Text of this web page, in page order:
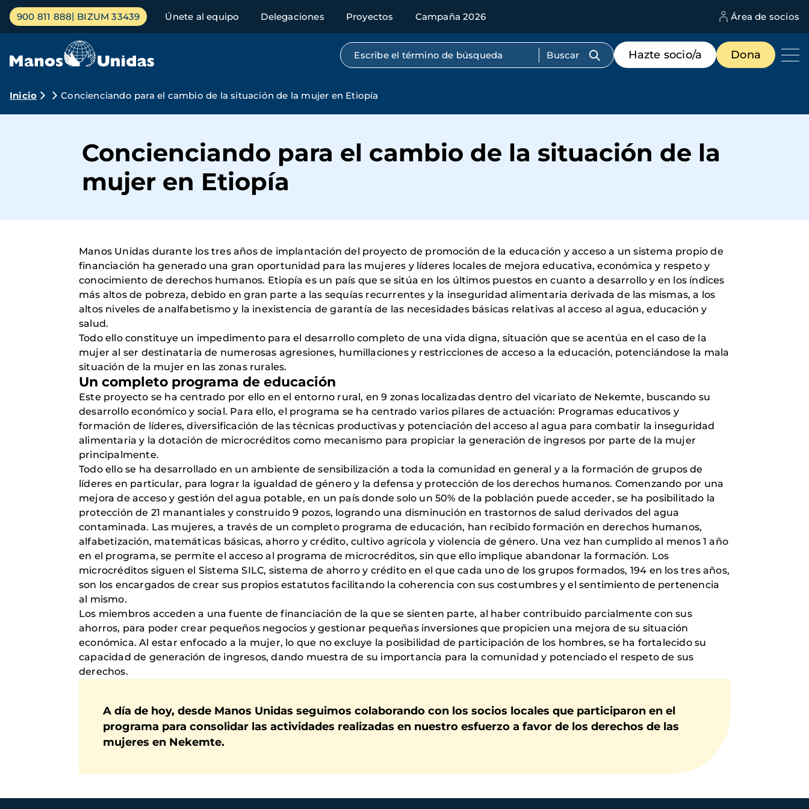
Pasar
contenido
Menú
principal
900 811 888 BIZUM 33439 Únete al equipo Delegaciones Proyectos Campaña 2026 Área de socios
Búsqueda por texto completo
Menú
de
destacados
Hazte socio/a Dona
Ruta
navegación
Inicio Concienciando para el cambio de la situación de la mujer en Etiopía
Concienciando para el cambio de la situación de la
mujer en Etiopía
Manos Unidas durante los tres años de implantación del proyecto de promoción de la educación y acceso a un sistema propio de
financiación ha generado una gran oportunidad para las mujeres y líderes locales de mejora educativa, económica y respeto y
conocimiento de derechos humanos. Etiopía es un país que se sitúa en los últimos puestos en cuanto a desarrollo y en los índices
más altos de pobreza, debido en gran parte a las sequías recurrentes y la inseguridad alimentaria derivada de las mismas, a los
altos niveles de analfabetismo y la inexistencia de garantía de las necesidades básicas relativas al acceso al agua, educación y
salud.
Todo ello constituye un impedimento para el desarrollo completo de una vida digna, situación que se acentúa en el caso de la
mujer al ser destinataria de numerosas agresiones, humillaciones y restricciones de acceso a la educación, potenciándose la mala
situación de la mujer en las zonas rurales.
Un completo programa de educación
Este proyecto se ha centrado por ello en el entorno rural, en 9 zonas localizadas dentro del vicariato de Nekemte, buscando su
desarrollo económico y social. Para ello, el programa se ha centrado varios pilares de actuación: Programas educativos y
formación de líderes, diversificación de las técnicas productivas y potenciación del acceso al agua para combatir la inseguridad
alimentaria y la dotación de microcréditos como mecanismo para propiciar la generación de ingresos por parte de la mujer
principalmente.
Todo ello se ha desarrollado en un ambiente de sensibilización a toda la comunidad en general y a la formación de grupos de
líderes en particular, para lograr la igualdad de género y la defensa y protección de los derechos humanos. Comenzando por una
mejora de acceso y gestión del agua potable, en un país donde solo un 50% de la población puede acceder, se ha posibilitado la
protección de 21 manantiales y construido 9 pozos, logrando una disminución en trastornos de salud derivados del agua
contaminada. Las mujeres, a través de un completo programa de educación, han recibido formación en derechos humanos,
alfabetización, matemáticas básicas, ahorro y crédito, cultivo agrícola y violencia de género. Una vez han cumplido al menos 1 año
en el programa, se permite el acceso al programa de microcréditos, sin que ello implique abandonar la formación. Los
microcréditos siguen el Sistema SILC, sistema de ahorro y crédito en el que cada uno de los grupos formados, 194 en los tres años,
son los encargados de crear sus propios estatutos facilitando la coherencia con sus costumbres y el sentimiento de pertenencia
al mismo.
Los miembros acceden a una fuente de financiación de la que se sienten parte, al haber contribuido parcialmente con sus
ahorros, para poder crear pequeños negocios y gestionar pequeñas inversiones que propicien una mejora de su situación
económica. Al estar enfocado a la mujer, lo que no excluye la posibilidad de participación de los hombres, se ha fortalecido su
capacidad de generación de ingresos, dando muestra de su importancia para la comunidad y potenciado el respeto de sus
derechos.
A día de hoy, desde Manos Unidas seguimos colaborando con los socios locales que participaron en el
programa para consolidar las actividades realizadas en nuestro esfuerzo a favor de los derechos de las
mujeres en Nekemte.